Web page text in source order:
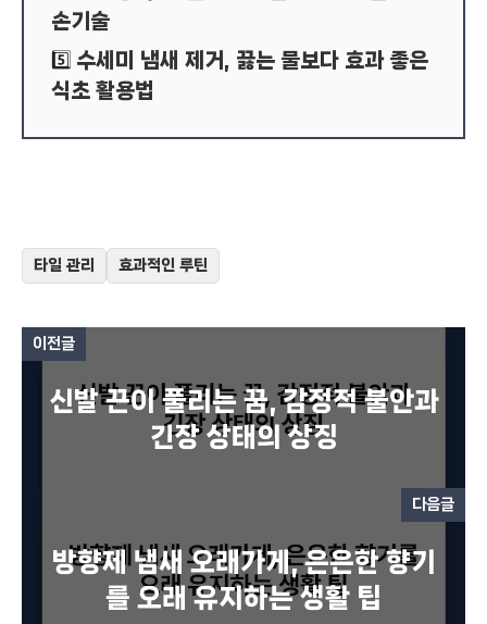
손기술
5️⃣ 수세미 냄새 제거, 끓는 물보다 효과 좋은
식초 활용법
타일 관리 효과적인 루틴
이전글
신발 끈이 풀리는 꿈, 감정적 불안과
긴장 상태의 상징
다음글
방향제 냄새 오래가게, 은은한 향기
를 오래 유지하는 생활 팁